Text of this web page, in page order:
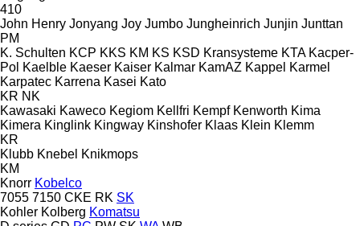
410
John Henry Jonyang Joy Jumbo Jungheinrich Junjin Junttan
PM
K. Schulten KCP KKS KM KS KSD Kransysteme KTA Kacper-
Pol Kaelble Kaeser Kaiser Kalmar KamAZ Kappel Karmel
Karpatec Karrena Kasei Kato
KR NK
Kawasaki Kaweco Kegiom Kellfri Kempf Kenworth Kima
Kimera Kinglink Kingway Kinshofer Klaas Klein Klemm
KR
Klubb Knebel Knikmops
KM
Knorr Kobelco
7055 7150 CKE RK SK
Kohler Kolberg Komatsu